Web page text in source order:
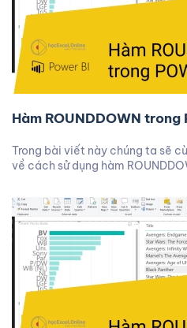
Hàm ROUNDDOWN trong
Trong bài viết này chúng ta sẽ
về cách sử dụng hàm